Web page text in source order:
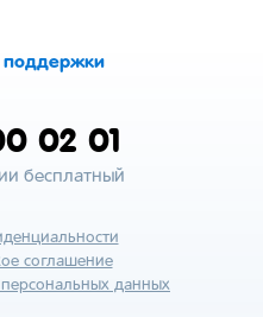
02 01
бесплатный
соглашение
данных